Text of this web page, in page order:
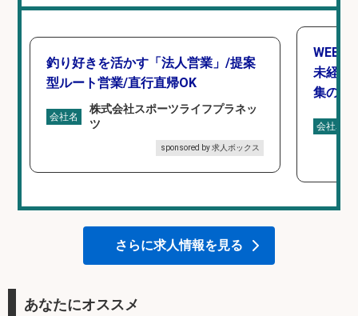
釣り好きを活かす「法人営業」/提案
型ルート営業/直行直帰OK
会社名
株式会社スポーツライフプラネッ
ツ
sponsored by 求人ボックス
WEBデ
未経験
集のお
会社名
さらに求人情報を見る
あなたにオススメ